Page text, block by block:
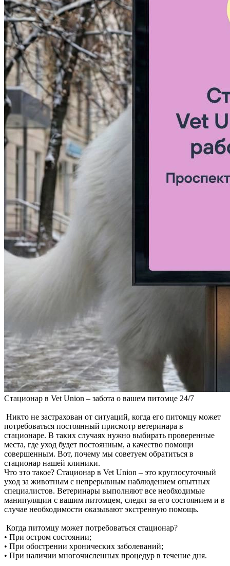
Стационар в Vet Union – забота о вашем питомце 24/7
Никто не застрахован от ситуаций, когда его питомцу может
потребоваться постоянный присмотр ветеринара в
стационаре. В таких случаях нужно выбирать проверенные
места, где уход будет постоянным, а качество помощи
совершенным. Вот, почему мы советуем обратиться в
стационар нашей клиники.
Что это такое? Стационар в Vet Union – это круглосуточный
уход за животным с непрерывным наблюдением опытных
специалистов. Ветеринары выполняют все необходимые
манипуляции с вашим питомцем, следят за его состоянием и в
случае необходимости оказывают экстренную помощь.
Когда питомцу может потребоваться стационар?
• При остром состоянии;
• При обострении хронических заболеваний;
• При наличии многочисленных процедур в течение дня.